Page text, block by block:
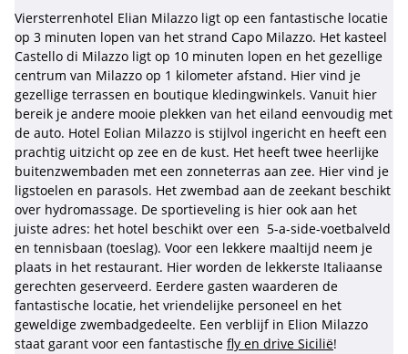
Viersterrenhotel Elian Milazzo ligt op een fantastische locatie
op 3 minuten lopen van het strand Capo Milazzo. Het kasteel
Castello di Milazzo ligt op 10 minuten lopen en het gezellige
centrum van Milazzo op 1 kilometer afstand. Hier vind je
gezellige terrassen en boutique kledingwinkels. Vanuit hier
bereik je andere mooie plekken van het eiland eenvoudig met
de auto. Hotel Eolian Milazzo is stijlvol ingericht en heeft een
prachtig uitzicht op zee en de kust. Het heeft twee heerlijke
buitenzwembaden met een zonneterras aan zee. Hier vind je
ligstoelen en parasols. Het zwembad aan de zeekant beschikt
over hydromassage. De sportieveling is hier ook aan het
juiste adres: het hotel beschikt over een 5-a-side-voetbalveld
en tennisbaan (toeslag). Voor een lekkere maaltijd neem je
plaats in het restaurant. Hier worden de lekkerste Italiaanse
gerechten geserveerd. Eerdere gasten waarderen de
fantastische locatie, het vriendelijke personeel en het
geweldige zwembadgedeelte. Een verblijf in Elion Milazzo
staat garant voor een fantastische fly en drive Sicilië!